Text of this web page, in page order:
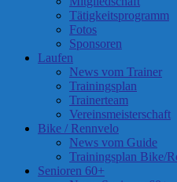
Tätigkeitsprogramm
Fotos
Sponsoren
Laufen
News vom Trainer
Trainingsplan
Trainerteam
Vereinsmeisterschaft
Bike / Rennvelo
News vom Guide
Trainingsplan Bike/
Senioren 60+